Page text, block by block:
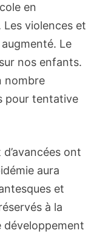
en
Les violences et
Le
nos enfants.
nombre
pour tentative
ont
aura
et
à la
développement